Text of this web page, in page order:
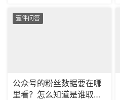
壹伴问答
公众号的粉丝数据要在哪
里看？怎么知道是谁取关